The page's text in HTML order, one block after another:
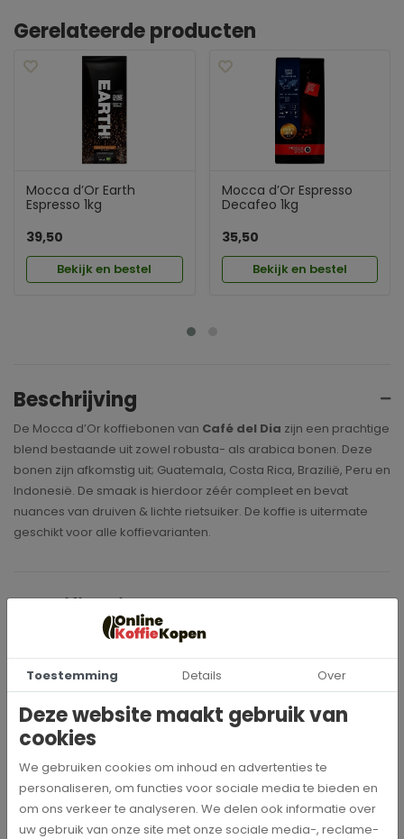
Beschrijving
De Mocca d’Or koffiebonen van Café del Dia zijn een prachtige
blend bestaande uit zowel robusta- als arabica bonen. Deze
bonen zijn afkomstig uit; Guatemala, Costa Rica, Brazilië, Peru en
Indonesië. De smaak is hierdoor zéér compleet en bevat
nuances van druiven & lichte rietsuiker. De koffie is uitermate
geschikt voor alle koffievarianten.
Specificaties
Merk
Intensiteit Vol & rijk
Gerelateerde producten
Mocca d’Or Earth
Espresso 1kg
39,50
Bekijk en bestel
Mocca d’Or Espresso
Decafeo 1kg
35,50
Bekijk en bestel
Toestemming Details Over
Deze website maakt gebruik van
cookies
We gebruiken cookies om inhoud en advertenties te
personaliseren, om functies voor sociale media te bieden en
om ons verkeer te analyseren. We delen ook informatie over
uw gebruik van onze site met onze sociale media-, reclame-